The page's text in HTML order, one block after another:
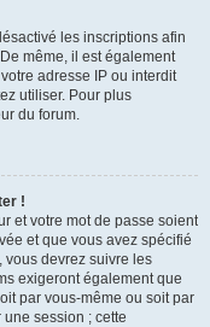
les inscriptions afin
même, il est également
adresse IP ou interdit
utiliser. Pour plus
du forum.
!
et votre mot de passe soient
et que vous avez spécifié
vous devrez suivre les
exigeront également que
par vous-même ou soit par
session ; cette